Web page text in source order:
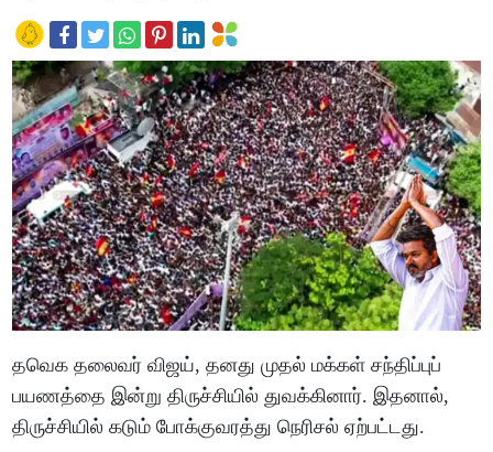
தவெக தலைவர் விஜய், தனது முதல் மக்கள் சந்திப்புப்
பயணத்தை இன்று திருச்சியில் துவக்கினார். இதனால்,
திருச்சியில் கடும் போக்குவரத்து நெரிசல் ஏற்பட்டது.